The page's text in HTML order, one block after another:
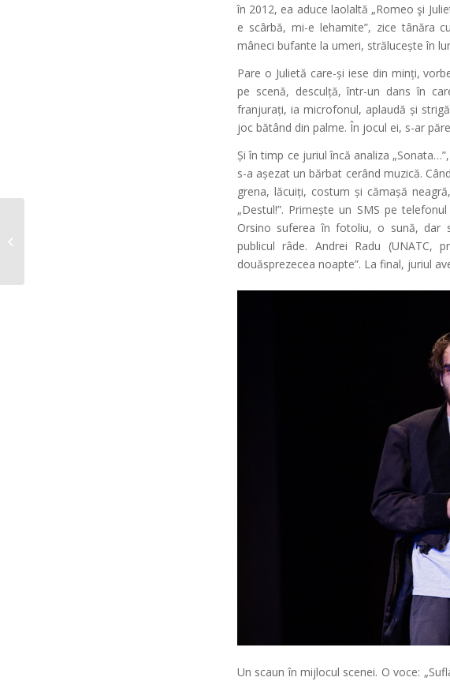
în 2012, ea aduce laolaltă „Romeo şi
e scârbă, mi-e lehamite”, zice tânăra
mâneci bufante la umeri, strălucește în
Pare o Julietă care-și iese din minți,
pe scenă, desculță, într-un dans în
franjurați, ia microfonul, aplaudă și
joc bătând din palme. În jocul ei, s-ar
Și în timp ce juriul încă analiza
s-a așezat un bărbat cerând muzică.
grena, lăcuiți, costum și cămașă
„Destul!”. Primește un SMS pe
Orsino suferea în fotoliu, o sună, dar
publicul râde. Andrei Radu (UNATC,
douăsprezecea noapte”. La final, juriul
Un scaun în mijlocul scenei. O voce: